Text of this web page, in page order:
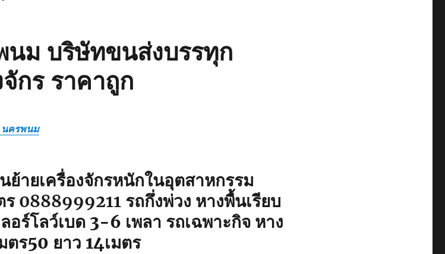
ม บริษัทขนส่งบรรทุก
กร ราคาถูก
นครพนม
ย้ายเครื่องจักรหนักในอุตสาหกรรม
ร 0888999211 รถกึ่งพ่วง หางพื้นเรียบ
ลอร์โลว์เบด 3-6 เพลา รถเฉพาะกิจ หาง
ตร50 ยาว 14เมตร